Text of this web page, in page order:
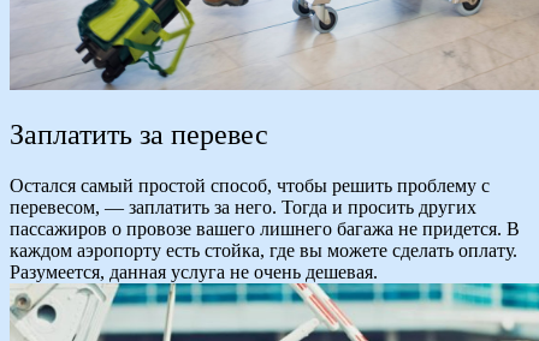
Заплатить за перевес
Остался самый простой способ, чтобы решить проблему с
перевесом, — заплатить за него. Тогда и просить других
пассажиров о провозе вашего лишнего багажа не придется. В
каждом аэропорту есть стойка, где вы можете сделать оплату.
Разумеется, данная услуга не очень дешевая.